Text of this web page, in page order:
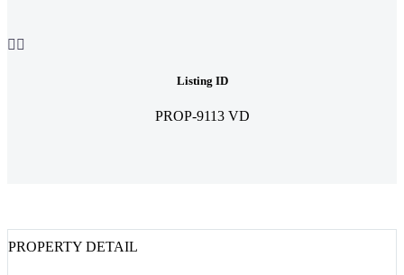
 
Listing ID
PROP-9113 VD
PROPERTY DETAIL